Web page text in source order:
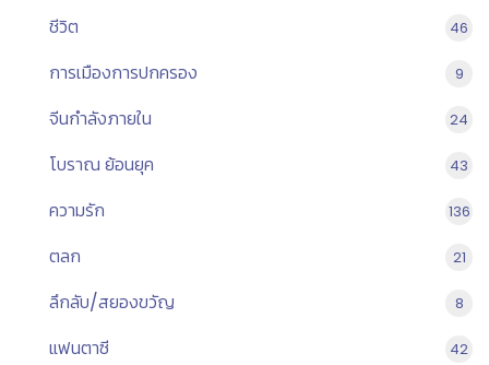
ชีวิต 46
การเมืองการปกครอง 9
จีนกำลังภายใน 24
โบราณ ย้อนยุค 43
ความรัก 136
ตลก 21
ลึกลับ/สยองขวัญ 8
แฟนตาซี 42